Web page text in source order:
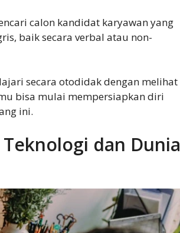
calon kandidat karyawan yang
baik secara verbal atau non-
secara otodidak dengan melihat
bisa mulai mempersiapkan diri
ini.
dan Dunia